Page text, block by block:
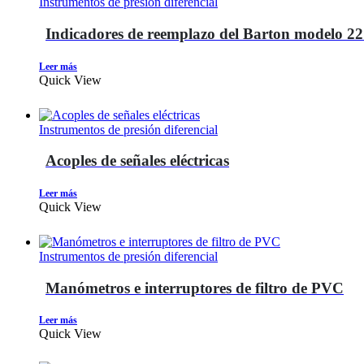
Indicadores de reemplazo del Barton modelo
Leer más
Quick View
Instrumentos de presión diferencial
Acoples de señales eléctricas
Leer más
Quick View
Instrumentos de presión diferencial
Manómetros e interruptores de filtro de PVC
Leer más
Quick View